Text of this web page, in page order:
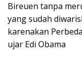
Bireuen tanpa
yang sudah
karenakan
ujar Edi Obama